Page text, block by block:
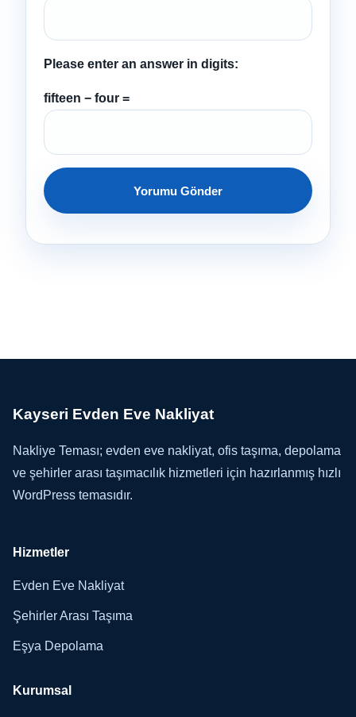
Please enter an answer in digits:
fifteen − four =
Kayseri Evden Eve Nakliyat
Nakliye Teması; evden eve nakliyat, ofis taşıma, depolama
ve şehirler arası taşımacılık hizmetleri için hazırlanmış hızlı
WordPress temasıdır.
Hizmetler
Evden Eve Nakliyat
Şehirler Arası Taşıma
Eşya Depolama
Kurumsal